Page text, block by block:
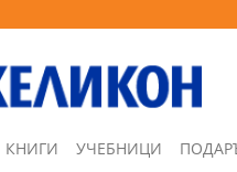
КНИГИ УЧЕБНИЦИ